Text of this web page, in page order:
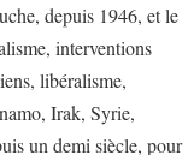
depuis 1946, et le
interventions
libéralisme,
Irak, Syrie,
un demi siècle, pour